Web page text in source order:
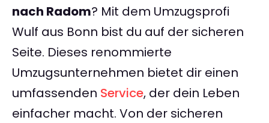
nach Radom? Mit dem Umzugsprofi
Wulf aus Bonn bist du auf der sicheren
Seite. Dieses renommierte
Umzugsunternehmen bietet dir einen
umfassenden Service, der dein Leben
einfacher macht. Von der sicheren